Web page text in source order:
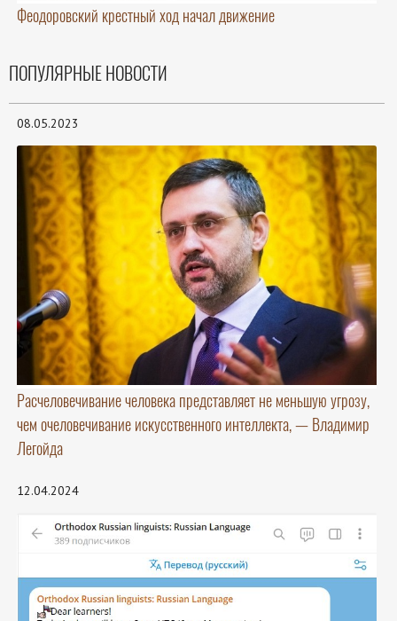
Феодоровский крестный ход начал движение
ПОПУЛЯРНЫЕ НОВОСТИ
08.05.2023
Расчеловечивание человека представляет не меньшую угрозу,
чем очеловечивание искусственного интеллекта, — Владимир
Легойда
12.04.2024